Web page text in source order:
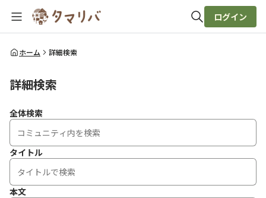
全体検索
ログイン
ホーム 詳細検索
詳細検索
全体検索
タイトル
本文